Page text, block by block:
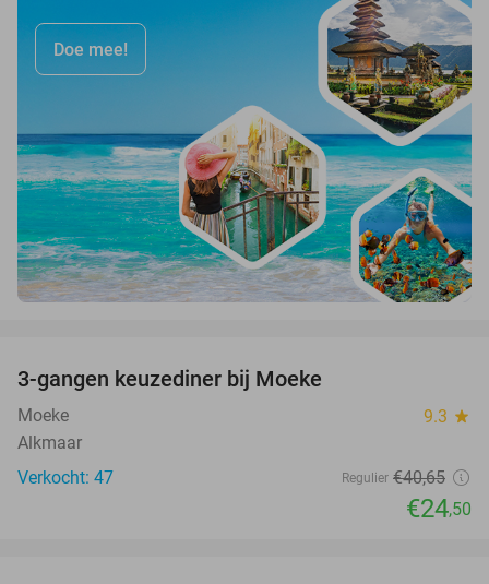
Doe mee!
3-gangen keuzediner bij Moeke
Moeke 9.3 star
Alkmaar
Verkocht: 47
Regulier €40,65
€24,50